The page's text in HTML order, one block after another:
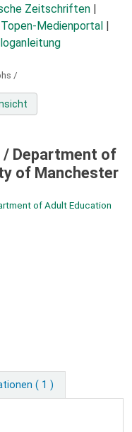
Zeitschriften
Medienportal
/
/ Department of
of Manchester
of Adult Education
( 1 )